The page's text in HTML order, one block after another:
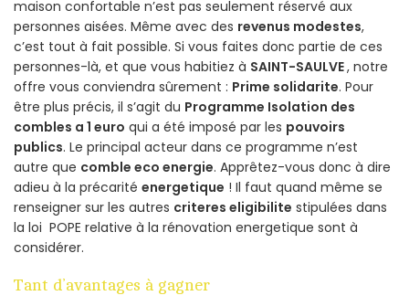
maison confortable n’est pas seulement réservé aux
personnes aisées. Même avec des revenus modestes,
c’est tout à fait possible. Si vous faites donc partie de ces
personnes-là, et que vous habitiez à SAINT-SAULVE, notre
offre vous conviendra sûrement : Prime solidarite. Pour
être plus précis, il s’agit du Programme Isolation des
combles a 1 euro qui a été imposé par les pouvoirs
publics. Le principal acteur dans ce programme n’est
autre que comble eco energie. Apprêtez-vous donc à dire
adieu à la précarité energetique ! Il faut quand même se
renseigner sur les autres criteres eligibilite stipulées dans
la loi POPE relative à la rénovation energetique sont à
considérer.
Tant d’avantages à gagner